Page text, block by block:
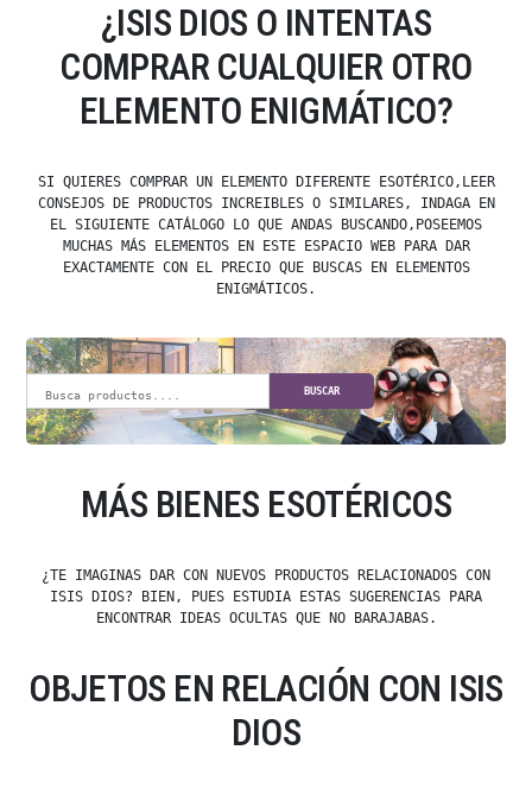
¿ISIS DIOS O INTENTAS
COMPRAR CUALQUIER OTRO
ELEMENTO ENIGMÁTICO?
SI QUIERES COMPRAR UN ELEMENTO DIFERENTE ESOTÉRICO,LEER
CONSEJOS DE PRODUCTOS INCREIBLES O SIMILARES, INDAGA EN
EL SIGUIENTE CATÁLOGO LO QUE ANDAS BUSCANDO,POSEEMOS
MUCHAS MÁS ELEMENTOS EN ESTE ESPACIO WEB PARA DAR
EXACTAMENTE CON EL PRECIO QUE BUSCAS EN ELEMENTOS
ENIGMÁTICOS.
BUSCAR
MÁS BIENES ESOTÉRICOS
¿TE IMAGINAS DAR CON NUEVOS PRODUCTOS RELACIONADOS CON
ISIS DIOS? BIEN, PUES ESTUDIA ESTAS SUGERENCIAS PARA
ENCONTRAR IDEAS OCULTAS QUE NO BARAJABAS.
OBJETOS EN RELACIÓN CON ISIS
DIOS